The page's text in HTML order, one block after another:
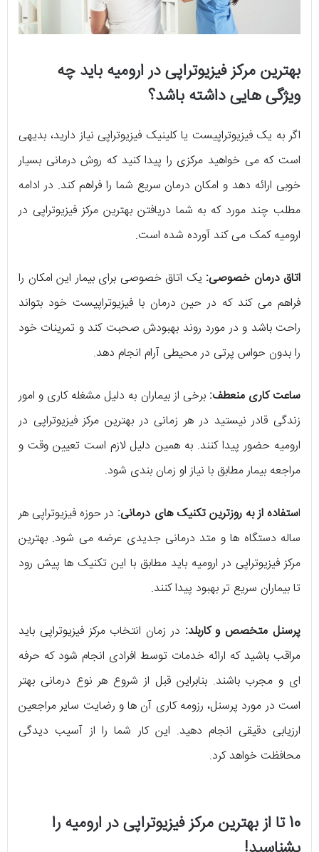
بهترین مرکز فیزیوتراپی در ارومیه باید چه
ویژگی هایی داشته باشد؟
اگر به یک فیزیوتراپیست یا کلینیک فیزیوتراپی نیاز دارید، بدیهی
است که می خواهید مرکزی را پیدا کنید که روش درمانی بسیار
خوبی ارائه دهد و امکان درمان سریع شما را فراهم کند. در ادامه
مطلب چند مورد که به شما دریافتن بهترین مرکز فیزیوتراپی در
ارومیه کمک می کند آورده شده است.
اتاق درمان خصوصی: یک اتاق خصوصی برای بیمار این امکان را
فراهم می کند که در حین درمان با فیزیوتراپیست خود بتواند
راحت باشد و در مورد روند بهبودش صحبت کند و تمرینات خود
را بدون حواس پرتی در محیطی آرام انجام دهد.
ساعت کاری منعطف:برخی از بیماران به دلیل مشغله کاری و امور
زندگی قادر نیستید در هر زمانی در بهترین مرکز فیزیوتراپی در
ارومیه حضور پیدا کنند. به همین دلیل لازم است تعیین وقت و
مراجعه بیمار مطابق با نیاز او زمان بندی شود.
استفاده از به روزترین تکنیک های درمانی: در حوزه فیزیوتراپی هر
ساله دستگاه ها و متد درمانی جدیدی عرضه می شود. بهترین
مرکز فیزیوتراپی در ارومیه باید مطابق با این تکنیک ها پیش رود
تا بیماران سریع تر بهبود پیدا کنند.
پرسنل متخصص و کاربلد: در زمان انتخاب مرکز فیزیوتراپی باید
مراقب باشید که ارائه خدمات توسط افرادی انجام شود که حرفه
ای و مجرب باشند. بنابراین قبل از شروع هر نوع درمانی بهتر
است در مورد پرسنل، رزومه کاری آن ها و رضایت سایر مراجعین
ارزیابی دقیقی انجام دهید. این کار شما را از آسیب دیدگی
محافظت خواهد کرد.
10 تا از بهترین مرکز فیزیوتراپی در ارومیه را